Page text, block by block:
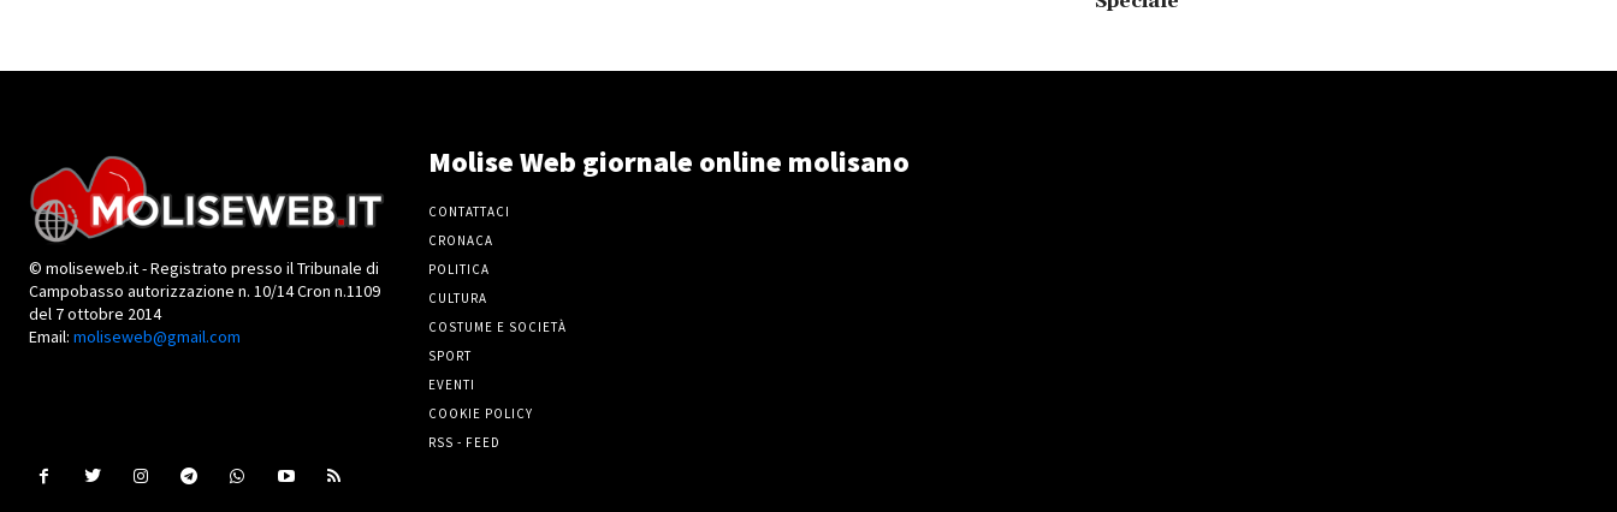
© moliseweb.it - Registrato presso il Tribunale di
Campobasso autorizzazione n. 10/14 Cron n.1109
del 7 ottobre 2014
Email: moliseweb@gmail.com
Molise Web giornale online molisano
CONTATTACI
CRONACA
POLITICA
CULTURA
COSTUME E SOCIETÀ
SPORT
EVENTI
COOKIE POLICY
RSS - FEED